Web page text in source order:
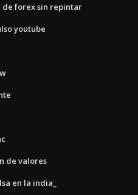
forex sin repintar
youtube
de valores
en la india_